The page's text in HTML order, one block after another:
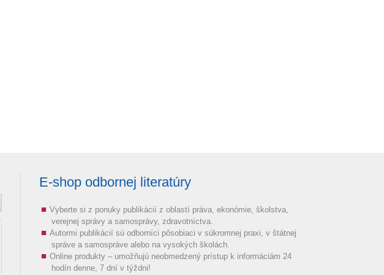
E-shop odbornej literatúry
Vyberte si z ponuky publikácií z oblastí práva, ekonómie, školstva,
verejnej správy a samosprávy, zdravotníctva.
Autormi publikácií sú odborníci pôsobiaci v súkromnej praxi, v štátnej
správe a samospráve alebo na vysokých školách.
Online produkty – umožňujú neobmedzený prístup k informáciám 24
hodín denne, 7 dní v týždni!